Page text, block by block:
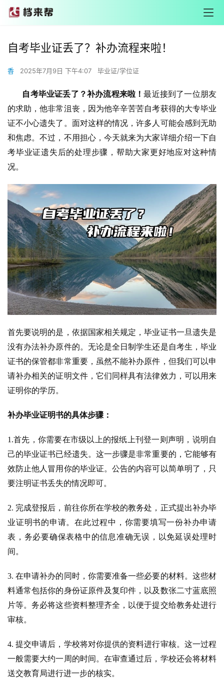
自考毕业证丢了？补办流程来啦！
香 2025年7月9日 下午4:07 毕业证/学位证
自考毕业证丢了？补办流程来啦！最近接到了一位朋友
的求助，他非常沮丧，因为他辛辛苦苦自考获得的大专毕业
证不小心遗失了。面对这样的情况，许多人可能会感到无助
和焦虑。不过，不用担心，今天就来为大家详细介绍一下自
考毕业证遗失后的处理步骤，帮助大家更好地应对这种情
况。
首先要说明的是，依据国家相关规定，毕业证书一旦遗失是
没有办法补办原件的。无论是全日制学生还是自考生，毕业
证书的保管都非常重要，虽然不能补办原件，但我们可以申
请补办相关的证明文件，它们同样具有法律效力，可以用来
证明你的学历。
补办毕业证明书的具体步骤：
1.首先，你需要在市级以上的报纸上刊登一则声明，说明自
己的毕业证书已经遗失。这一步骤是非常重要的，它能够有
效防止他人冒用你的毕业证。公告的内容可以简单明了，只
要注明证书丢失的情况即可。
2. 完成登报后，前往你所在学校的教务处，正式提出补办毕
业证明书的申请。在此过程中，你需要填写一份补办申请
表，务必要确保表格中的信息准确无误，以免延误处理时
间。
3. 在申请补办的同时，你需要准备一些必要的材料。这些材
料通常包括你的身份证原件及复印件，以及数张二寸蓝底照
片等。务必将这些资料整理齐全，以便于提交给教务处进行
审核。
4. 提交申请后，学校将对你提供的资料进行审核。这一过程
一般需要大约一周的时间。在审查通过后，学校还会将材料
送交教育局进行进一步的核实。